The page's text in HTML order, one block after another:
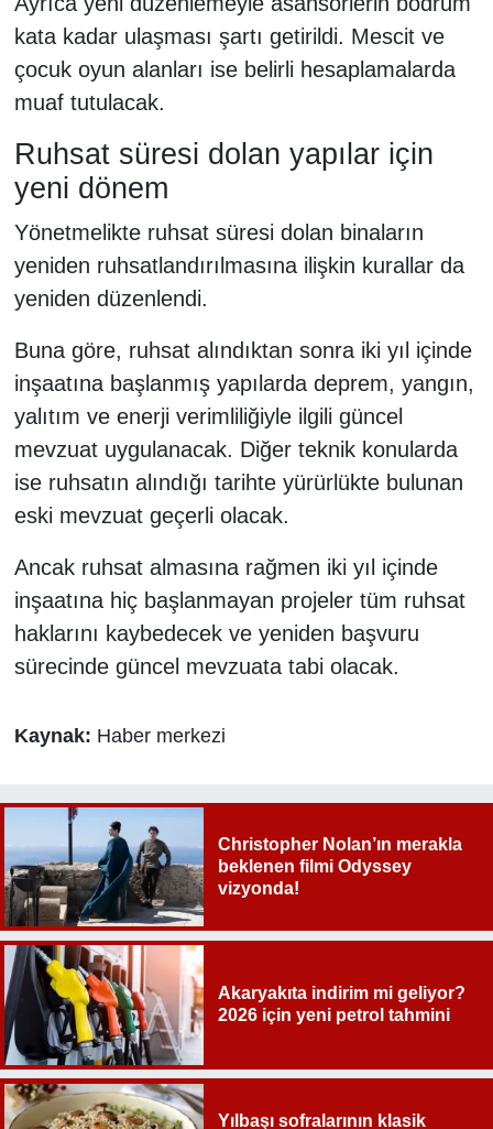
kata kadar ulaşması şartı getirildi. Mescit ve
çocuk oyun alanları ise belirli hesaplamalarda
muaf tutulacak.
Ruhsat süresi dolan yapılar için
yeni dönem
Yönetmelikte ruhsat süresi dolan binaların
yeniden ruhsatlandırılmasına ilişkin kurallar da
yeniden düzenlendi.
Buna göre, ruhsat alındıktan sonra iki yıl içinde
inşaatına başlanmış yapılarda deprem, yangın,
yalıtım ve enerji verimliliğiyle ilgili güncel
mevzuat uygulanacak. Diğer teknik konularda
ise ruhsatın alındığı tarihte yürürlükte bulunan
eski mevzuat geçerli olacak.
Ancak ruhsat almasına rağmen iki yıl içinde
inşaatına hiç başlanmayan projeler tüm ruhsat
haklarını kaybedecek ve yeniden başvuru
sürecinde güncel mevzuata tabi olacak.
Kaynak: Haber merkezi
Christopher Nolan’ın merakla
beklenen filmi Odyssey
vizyonda!
Akaryakıta indirim mi geliyor?
2026 için yeni petrol tahmini
Yılbaşı sofralarının klasik